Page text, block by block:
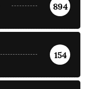
894
154